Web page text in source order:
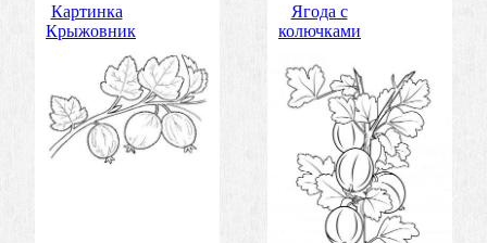
Картинка
Крыжовник
Ягода с
колючками